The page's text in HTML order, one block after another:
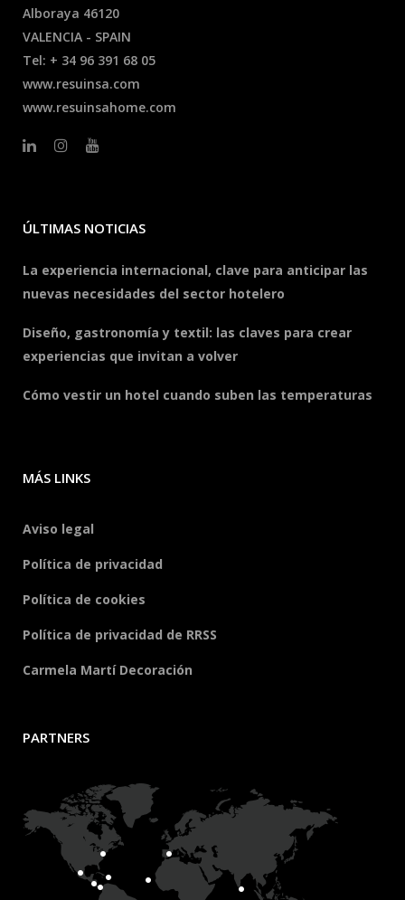
Alboraya 46120
VALENCIA - SPAIN
Tel: + 34 96 391 68 05
www.resuinsa.com
www.resuinsahome.com
ÚLTIMAS NOTICIAS
La experiencia internacional, clave para anticipar las
nuevas necesidades del sector hotelero
Diseño, gastronomía y textil: las claves para crear
experiencias que invitan a volver
Cómo vestir un hotel cuando suben las temperaturas
MÁS LINKS
Aviso legal
Política de privacidad
Política de cookies
Política de privacidad de RRSS
Carmela Martí Decoración
PARTNERS